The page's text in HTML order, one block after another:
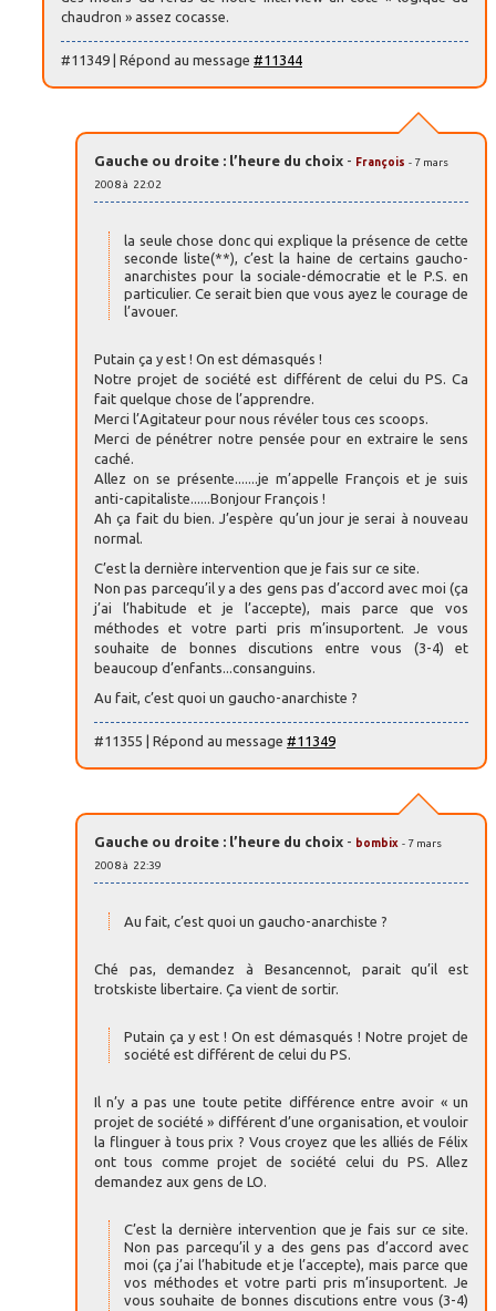
chaudron » assez cocasse.
#11349 | Répond au message #11344
Gauche ou droite : l’heure du choix - François - 7 mars
2008 à 22:02
la seule chose donc qui explique la présence de cette
seconde liste(**), c’est la haine de certains gaucho-
anarchistes pour la sociale-démocratie et le P.S. en
particulier. Ce serait bien que vous ayez le courage de
l’avouer.
Putain ça y est ! On est démasqués !
Notre projet de société est différent de celui du PS. Ca
fait quelque chose de l’apprendre.
Merci l’Agitateur pour nous révéler tous ces scoops.
Merci de pénétrer notre pensée pour en extraire le sens
caché.
Allez on se présente.......je m’appelle François et je suis
anti-capitaliste......Bonjour François !
Ah ça fait du bien. J’espère qu’un jour je serai à nouveau
normal.
C’est la dernière intervention que je fais sur ce site.
Non pas parcequ’il y a des gens pas d’accord avec moi (ça
j’ai l’habitude et je l’accepte), mais parce que vos
méthodes et votre parti pris m’insuportent. Je vous
souhaite de bonnes discutions entre vous (3-4) et
beaucoup d’enfants...consanguins.
Au fait, c’est quoi un gaucho-anarchiste ?
#11355 | Répond au message #11349
Gauche ou droite : l’heure du choix - bombix - 7 mars
2008 à 22:39
Au fait, c’est quoi un gaucho-anarchiste ?
Ché pas, demandez à Besancennot, parait qu’il est
trotskiste libertaire. Ça vient de sortir.
Putain ça y est ! On est démasqués ! Notre projet de
société est différent de celui du PS.
Il n’y a pas une toute petite différence entre avoir « un
projet de société » différent d’une organisation, et vouloir
la flinguer à tous prix ? Vous croyez que les alliés de Félix
ont tous comme projet de société celui du PS. Allez
demandez aux gens de LO.
C’est la dernière intervention que je fais sur ce site.
Non pas parcequ’il y a des gens pas d’accord avec
moi (ça j’ai l’habitude et je l’accepte), mais parce que
vos méthodes et votre parti pris m’insuportent. Je
vous souhaite de bonnes discutions entre vous (3-4)